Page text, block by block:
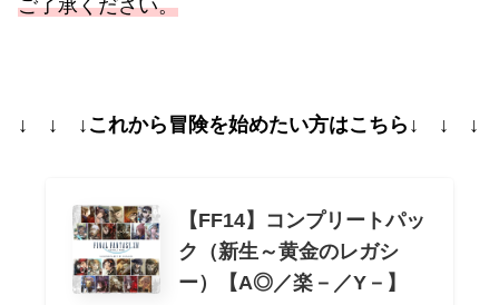
ご了承ください。
↓ ↓ ↓これから冒険を始めたい方はこちら↓ ↓ ↓
【FF14】コンプリートパッ
ク（新生～黄金のレガシ
ー）【A◎／楽－／Y－】